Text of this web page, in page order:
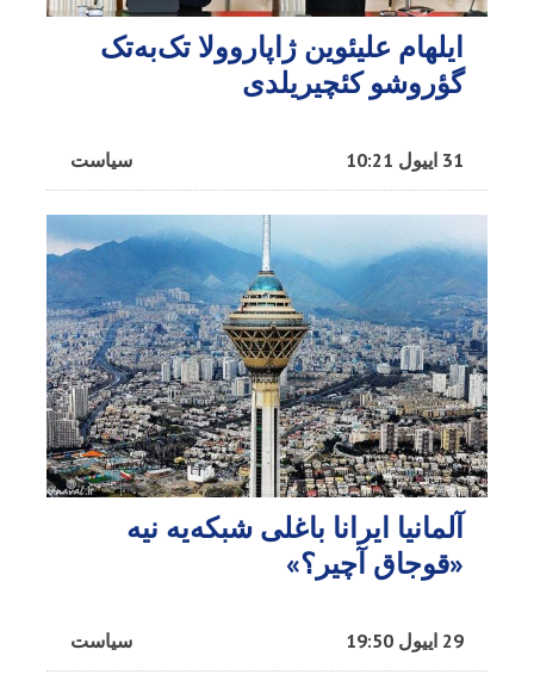
ایلهام علیئوین ژاپاروولا تک‌به‌تک
گؤروشو کئچیریلدی
سیاست 31 اییول 10:21
آلمانیا ایرانا باغلی شبکه‌یه نیه
«قوجاق آچیر؟»
سیاست 29 اییول 19:50